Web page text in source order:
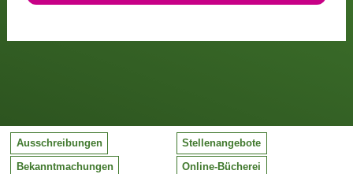
Ausschreibungen Stellenangebote
Bekanntmachungen Online-Bücherei